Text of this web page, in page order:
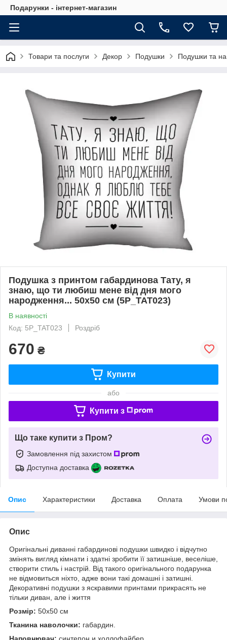
Подарунки - інтернет-магазин
Товари та послуги Декор Подушки Подушки та
Подушка з принтом габардинова Тату, я
знаю, що ти любиш мене від дня мого
народження... 50x50 см (5P_TAT023)
В наявності
Код: 5P_TAT023
Роздріб
670 ₴
Купити
або
Купити з
Що таке купити з Пром?
Замовлення під захистом
Доступна доставка
Опис Характеристики Доставка Оплата Умови
Опис
Оригінальні диванні габардинові подушки швидко і відчутно
змінять вигляд кімнати і здатні зробити її затишніше, веселіше,
створити стиль і настрій. Від такого оригінального подарунка
не відмовиться ніхто, адже вони такі домашні і затишні.
Декоративні подушки з яскравими принтами прикрасять не
тільки диван, але і життя
Розмір: 50x50 см
Тканина наволочки: габардин.
Наповнювач: синтепон и холлофайбер.